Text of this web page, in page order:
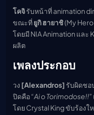
โคจิรับหน้าที่ animation
ขณะที่ยูกิ ฮายาชิ(My
โดยมี NIA Animation และ
ผลิต
เพลงประกอบ
วง [Alexandros] รับผิดชอ
ปิดคือ“Ai o Torimodose!!”
โดย Crystal King ขับร้องใ